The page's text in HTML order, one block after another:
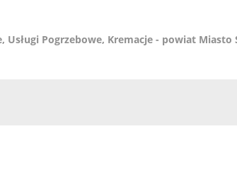
Usługi Pogrzebowe, Kremacje - powiat Miasto